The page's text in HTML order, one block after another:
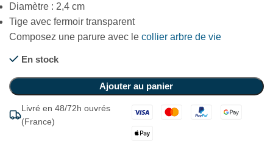
Diamètre : 2,4 cm
Tige avec fermoir transparent
Composez une parure avec le collier arbre de vie
En stock
Ajouter au panier
Livré en 48/72h ouvrés
(France)